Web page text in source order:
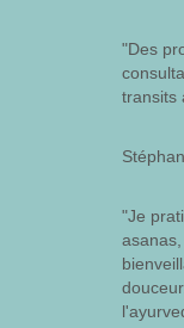
"Des
transits
"Je